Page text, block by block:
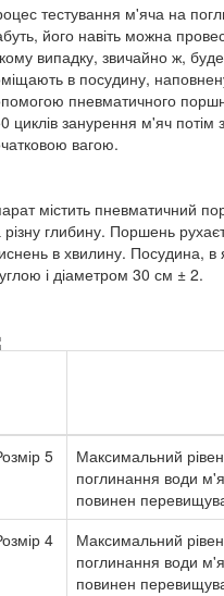
тестування м'яча на
його навіть можна
випадку, звичайно ж,
в посудину,
пневматичного
циклів занурення м'яч потім
вагою.
містить пневматичний
різну глибину. Поршень
в хвилину. Посудина,
і діаметром 30 см ± 2.
5
Максимальний
поглинання води
повинен
4
Максимальний
поглинання води
повинен